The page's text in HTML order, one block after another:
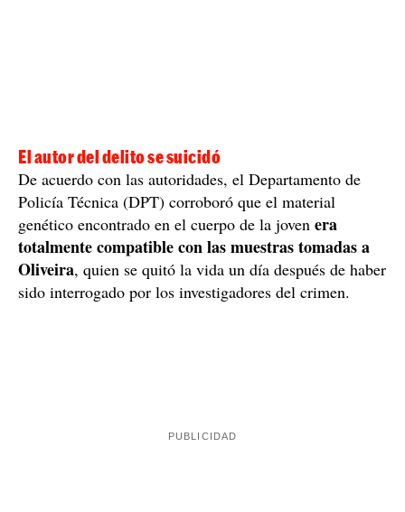
El autor del delito se suicidó
De acuerdo con las autoridades, el Departamento de
Policía Técnica (DPT) corroboró que el material
genético encontrado en el cuerpo de la joven era
totalmente compatible con las muestras tomadas a
Oliveira, quien se quitó la vida un día después de haber
sido interrogado por los investigadores del crimen.